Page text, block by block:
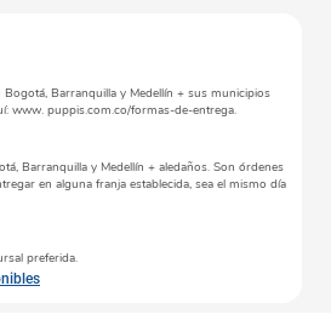
Barranquilla y Medellín + sus municipios
www. puppis.com.co/formas-de-entrega.
Barranquilla y Medellín + aledaños. Son órdenes
en alguna franja establecida, sea el mismo día
preferida.